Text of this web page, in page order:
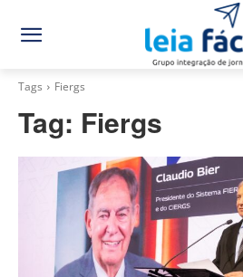
Tags Fiergs
Tag: Fiergs